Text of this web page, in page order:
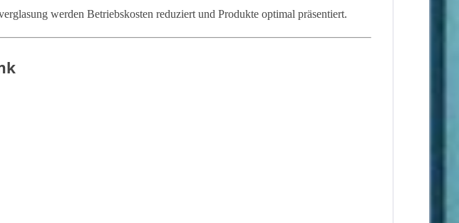
werden Betriebskosten reduziert und Produkte optimal präsentiert.